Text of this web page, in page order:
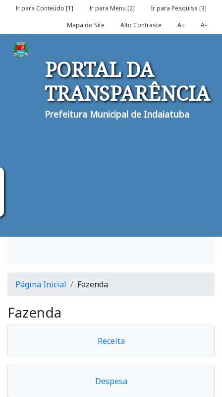
Ir para Conteúdo [1] Ir para Menu [2]
Ir para Pesquisa [3]
Mapa do Site
Alto Contraste A+ A-
PORTAL DA
TRANSPARÊNCIA
Prefeitura Municipal de Indaiatuba
Página Inicial Fazenda
Fazenda
Receita
Despesa